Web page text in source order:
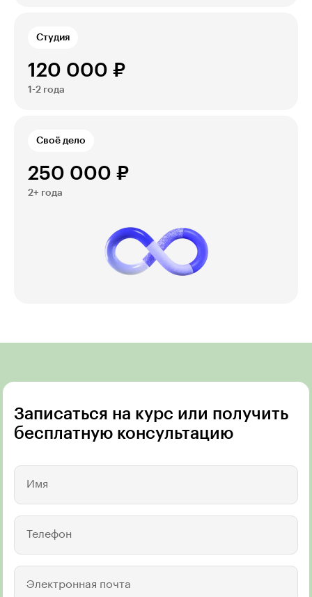
120 000 ₽
Студия
1-2 года
250 000 ₽
Своё дело
2+ года
Записаться на курс или получить
бесплатную консультацию
Имя
Телефон
Электронная почта